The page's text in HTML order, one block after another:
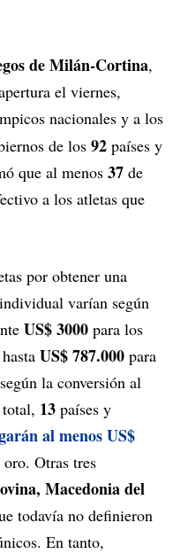
deMilán-Cortina,
el viernes,
nacionales y a los
de los 92 países y
que al menos 37 de
a los atletas que
por obtener una
varían según
US$ 3000 para los
US$ 787.000 para
la conversión al
13 países y
al menos US$
oro. Otras tres
Macedonia del
todavía no definieron
En tanto,